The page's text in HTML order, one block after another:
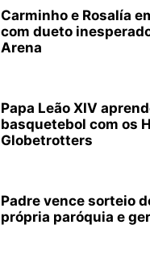
Carminho e Rosalía
com dueto
Arena
Papa Leão XIV
basquetebol com os
Globetrotters
Padre vence sorteio
própria paróquia e